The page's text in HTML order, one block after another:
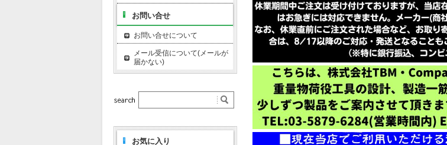
お問い合せ
お問い合せについて
メール受信について(メールが
届かない)
お気に入り